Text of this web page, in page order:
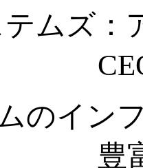
ムズ：
のイン
豊